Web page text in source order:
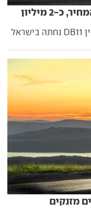
אסטון מרטין DB11 בישראל, המחיר, כ-2 מיליון
מכונית הספורט יוקרה אסטון מרטין DB11 נחתה בישראל
מאושרים
מזנקים